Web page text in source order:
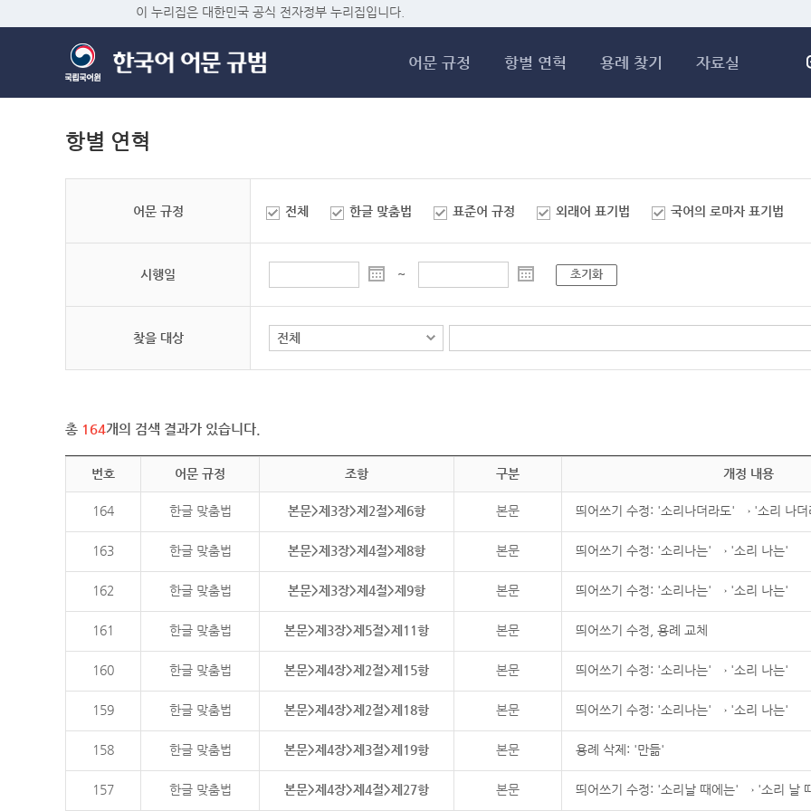
이 누리집은 대한민국 공식 전자정부 누리집입니다.
어문 규정 항별 연혁 용례 찾기 자료실
항별 연혁
어문 규정 전체 한글 맞춤법 표준어 규정 외래어 표기법 국어의 로마자 표기법
시행일 ~ 초기화
찾을 대상
총 164개의 검색 결과가 있습니다.
번호 어문 규정 조항 구분 개정 내용
164 한글 맞춤법 본문>제3장>제2절>제6항 본문 띄어쓰기 수정: '소리나더라도' → '소리 나더
163 한글 맞춤법 본문>제3장>제4절>제8항 본문 띄어쓰기 수정: '소리나는' → '소리 나는'
162 한글 맞춤법 본문>제3장>제4절>제9항 본문 띄어쓰기 수정: '소리나는' → '소리 나는'
161 한글 맞춤법 본문>제3장>제5절>제11항 본문 띄어쓰기 수정, 용례 교체
160 한글 맞춤법 본문>제4장>제2절>제15항 본문 띄어쓰기 수정: '소리나는' → '소리 나는'
159 한글 맞춤법 본문>제4장>제2절>제18항 본문 띄어쓰기 수정: '소리나는' → '소리 나는'
158 한글 맞춤법 본문>제4장>제3절>제19항 본문 용례 삭제: '만듦'
157 한글 맞춤법 본문>제4장>제4절>제27항 본문 띄어쓰기 수정: '소리날 때에는' → '소리 날